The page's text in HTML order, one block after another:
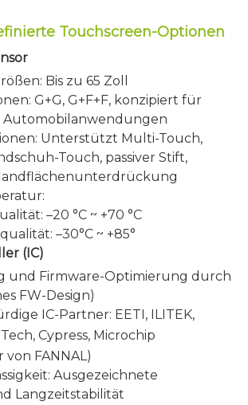
Touchscreen-Optionen
Bis zu 65 Zoll
G+G, G+F+F, konzipiert für
Unterstützt Multi-Touch,
Touch, passiver Stift,
–20 °C ~ +70 °C
–30°C ~ +85°
(IC)
und Firmware-Optimierung durch
FW-Design)
IC-Partner: EETI, ILITEK,
Cypress, Microchip
FANNAL)
Ausgezeichnete
Langzeitstabilität